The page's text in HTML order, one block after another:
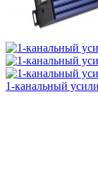
1-канальный